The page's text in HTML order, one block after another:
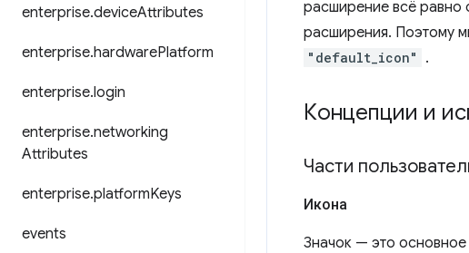
enterprise.deviceAttributes
enterprise.hardwarePlatform
enterprise.login
enterprise.networking
Attributes
enterprise.platformKeys
events
расширение всё равно
расширения. Поэтому
"default_icon" .
Концепции и
Части
Икона
Значок — это